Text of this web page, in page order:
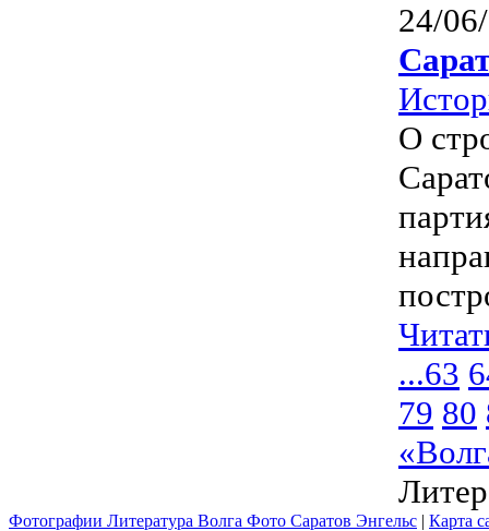
24/
О
...63
79 80
Фотографии Литература Волга Фото Саратов Энгельс | Карта